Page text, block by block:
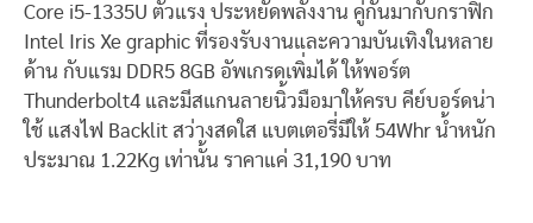
Core i5-1335U ตัวแรง ประหยัดพลังงาน คู่กันมากับกราฟิก
Intel Iris Xe graphic ที่รองรับงานและความบันเทิงในหลาย
ด้าน กับแรม DDR5 8GB อัพเกรดเพิ่มได้ ให้พอร์ต
Thunderbolt4 และมีสแกนลายนิ้วมือมาให้ครบ คีย์บอร์ดน่า
ใช้ แสงไฟ Backlit สว่างสดใส แบตเตอรี่มีให้ 54Whr น้ำหนัก
ประมาณ 1.22Kg เท่านั้น ราคาแค่ 31,190 บาท